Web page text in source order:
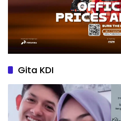
Gita KDI